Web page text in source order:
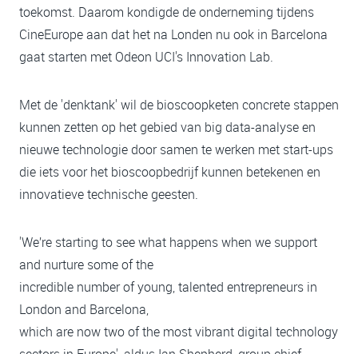
toekomst. Daarom kondigde de onderneming tijdens
CineEurope aan dat het na Londen nu ook in Barcelona
gaat starten met Odeon UCI's Innovation Lab.
Met de 'denktank' wil de bioscoopketen concrete stappen
kunnen zetten op het gebied van big data-analyse en
nieuwe technologie door samen te werken met start-ups
die iets voor het bioscoopbedrijf kunnen betekenen en
innovatieve technische geesten.
'We’re starting to see what happens when we support
and nurture some of the
incredible number of young, talented entrepreneurs in
London and Barcelona,
which are now two of the most vibrant digital technology